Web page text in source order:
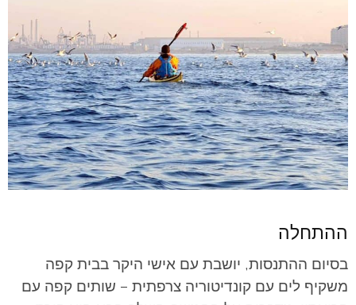
ההתחלה
בסיום ההתנסות, יושבת עם אישי היקר בבית קפה
משקיף לים עם קונדיטוריה צרפתית – שותים קפה עם